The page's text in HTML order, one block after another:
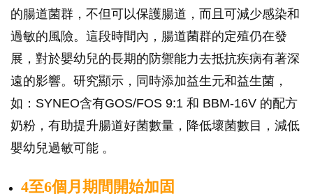
的腸道菌群，不但可以保護腸道，而且可減少感染和
過敏的風險。這段時間內，腸道菌群的定殖仍在發
展，對於嬰幼兒的長期的防禦能力去抵抗疾病有著深
遠的影響。研究顯示，同時添加益生元和益生菌，
如：SYNEO含有GOS/FOS 9:1 和 BBM-16V 的配方
奶粉，有助提升腸道好菌數量，降低壞菌數目，減低
嬰幼兒過敏可能 。
4至6個月期間開始加固